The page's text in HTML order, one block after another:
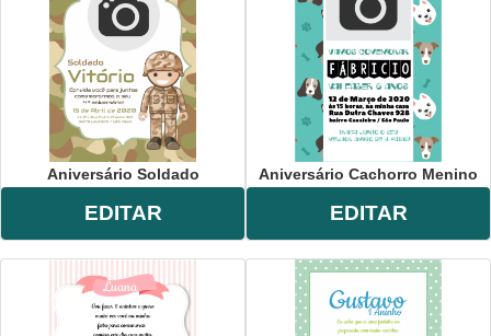
Aniversário Soldado
EDITAR
Aniversário Cachorro Menino
EDITAR